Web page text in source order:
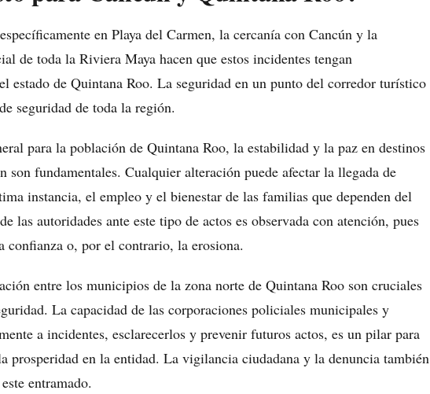
en Playa del Carmen, la cercanía con Cancún y la
de toda la Riviera Maya hacen que estos incidentes tengan
estado de Quintana Roo. La seguridad en un punto del corredor turístico
seguridad de toda la región.
para la población de Quintana Roo, la estabilidad y la paz en destinos
son fundamentales. Cualquier alteración puede afectar la llegada de
instancia, el empleo y el bienestar de las familias que dependen del
las autoridades ante este tipo de actos es observada con atención, pues
confianza o, por el contrario, la erosiona.
entre los municipios de la zona norte de Quintana Roo son cruciales
La capacidad de las corporaciones policiales municipales y
a incidentes, esclarecerlos y prevenir futuros actos, es un pilar para
prosperidad en la entidad. La vigilancia ciudadana y la denuncia también
entramado.